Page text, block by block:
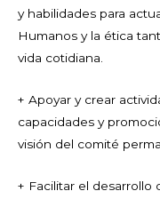
y habilidades para
Humanos y la ética
vida cotidiana.
+ Apoyar y crear
capacidades y
visión del comité
+ Facilitar el desarrollo